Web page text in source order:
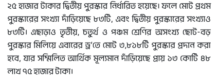
২৫ হাজার টাকার দ্বিতীয় পুরস্কার নির্ধারিত হয়েছে। ফলে মোট প্রথম
পুরস্কারের সংখ্যা দাঁড়িয়েছে ৮৩টি, এবং দ্বিতীয় পুরস্কারের সংখ্যাও
৮৩টি। এছাড়াও তৃতীয়, চতুর্থ ও পঞ্চম শ্রেণির অসংখ্য ছোট-বড়
পুরস্কার মিলিয়ে এবারের ড্র’তে মোট ৩,৮১৮টি পুরস্কার প্রদান করা
হবে, যার সম্মিলিত আর্থিক মূল্যমান দাঁড়িয়েছে প্রায় ১৩ কোটি ৪৮
লাখ ৭৫ হাজার টাকা।